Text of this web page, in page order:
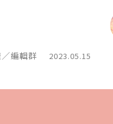
編輯群 2023.05.15